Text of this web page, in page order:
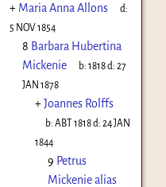
+ Maria Anna Allons
d:
5 NOV 1854
8 Barbara Hubertina
Mickenie
b:1818d:27
JAN 1878
+Joannes Rolffs
b:ABT 1818d:24 JAN
1844
9 Petrus
Mickenie alias